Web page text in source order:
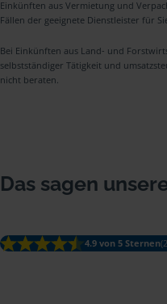
Einkünften aus Vermietung und
Fällen der geeignete Dienstleister für
Bei Einkünften aus Land- und
selbstständiger Tätigkeit und
nicht beraten.
Das sagen
4.9 von 5 Sternen